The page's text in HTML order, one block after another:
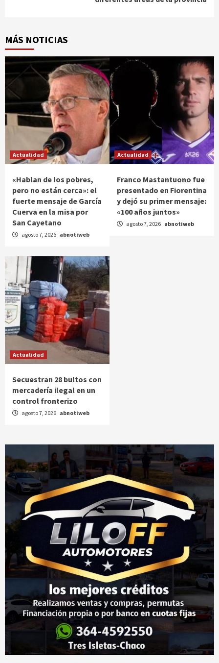
MÁS NOTICIAS
Actualidad
«Hablan de los pobres,
pero no están cerca»: el
fuerte mensaje de García
Cuerva en la misa por
San Cayetano
agosto 7, 2026 abnotiweb
Actualidad
Franco Mastantuono fue
presentado en Fiorentina
y dejó su primer mensaje:
«100 años juntos»
agosto 7, 2026 abnotiweb
Actualidad
Secuestran 28 bultos con
mercadería ilegal en un
control fronterizo
agosto 7, 2026 abnotiweb